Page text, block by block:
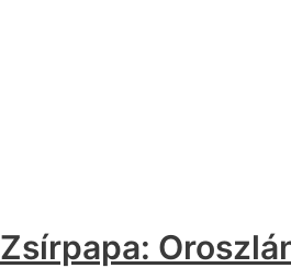
Zsírpapa: